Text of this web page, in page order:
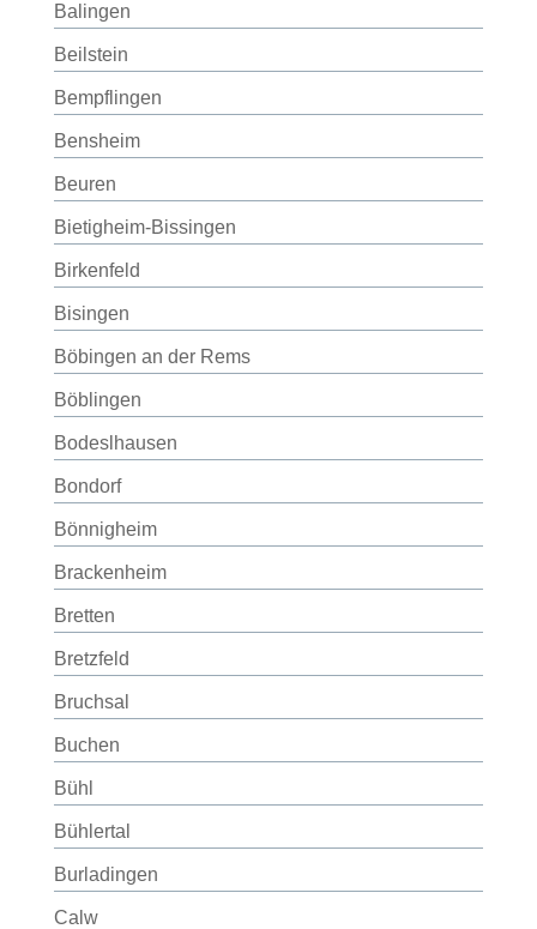
Balingen
Beilstein
Bempflingen
Bensheim
Beuren
Bietigheim-Bissingen
Birkenfeld
Bisingen
Böbingen an der Rems
Böblingen
Bodeslhausen
Bondorf
Bönnigheim
Brackenheim
Bretten
Bretzfeld
Bruchsal
Buchen
Bühl
Bühlertal
Burladingen
Calw